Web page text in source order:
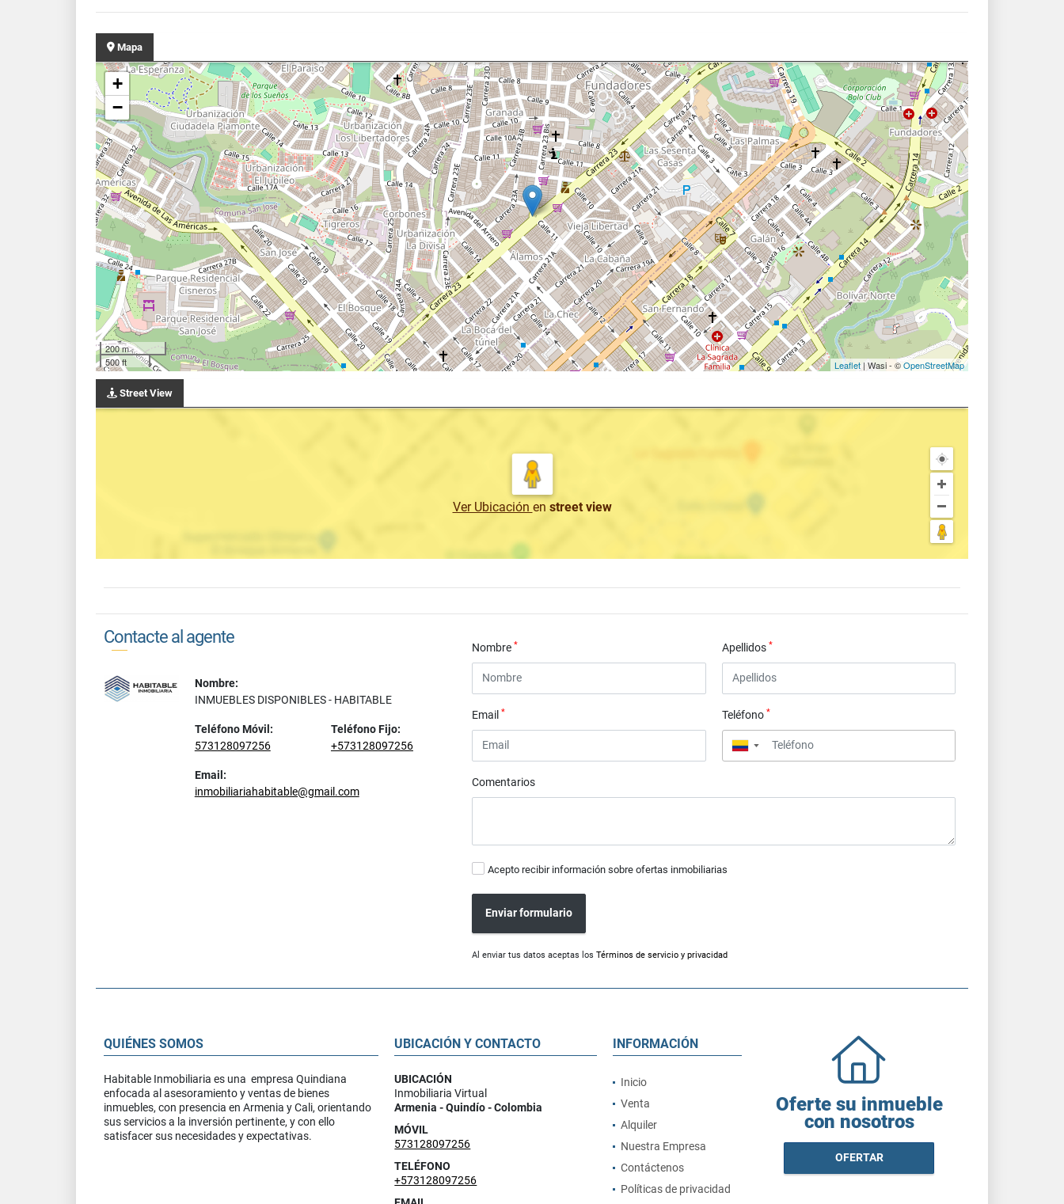
Mapa
+
−
200 m
500 ft
Leaflet | Wasi - ©OpenStreetMap
Street View
Ver Ubicación en street view
Contacte al agente
Nombre:
INMUEBLES DISPONIBLES - HABITABLE
Teléfono Móvil:
573128097256
Teléfono Fijo:
+573128097256
Email:
inmobiliariahabitable@gmail.com
Nombre* Apellidos *
Email* Teléfono *
▼
Comentarios
Acepto recibir información sobre ofertas inmobiliarias
Enviar formulario
Al enviar tus datos aceptas losTérminos de servicio y privacidad
QUIÉNES SOMOS
Habitable Inmobiliaria es una empresa Quindiana
enfocada al asesoramiento y ventas de bienes
inmuebles, con presencia en Armenia y Cali, orientando
sus servicios a la inversión pertinente, y con ello
satisfacer sus necesidades y expectativas.
UBICACIÓN Y CONTACTO
UBICACIÓN
Inmobiliaria Virtual
Armenia - Quindío - Colombia
MÓVIL
573128097256
TELÉFONO
+573128097256
INFORMACIÓN
Inicio
Venta
Alquiler
Nuestra Empresa
Contáctenos
Políticas de privacidad
Oferte su inmueble
con nosotros
OFERTAR